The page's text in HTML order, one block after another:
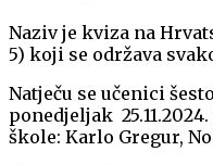
Naziv je kviza na
5) koji se održava
Natječu se učenici
ponedjeljak
škole: Karlo Gregur,